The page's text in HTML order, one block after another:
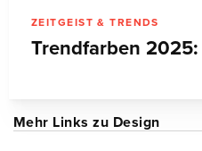
ZEITGEIST & TRENDS
Trendfarben
Mehr Links zu Design